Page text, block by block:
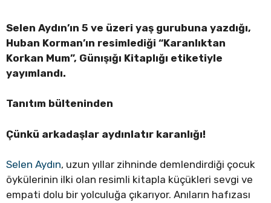
Selen Aydın’ın 5 ve üzeri yaş gurubuna yazdığı,
Huban Korman’ın resimlediği “Karanlıktan
Korkan Mum”, Günışığı Kitaplığı etiketiyle
yayımlandı.
Tanıtım bülteninden
Çünkü arkadaşlar aydınlatır karanlığı!
Selen Aydın, uzun yıllar zihninde demlendirdiği çocuk
öykülerinin ilki olan resimli kitapla küçükleri sevgi ve
empati dolu bir yolculuğa çıkarıyor. Anıların hafızası